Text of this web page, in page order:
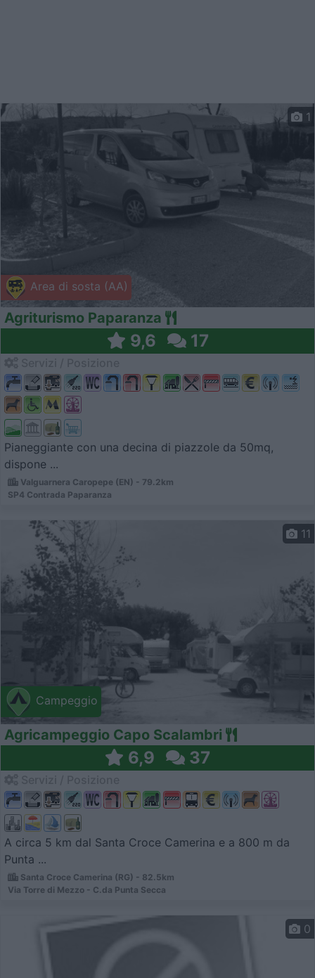
Area di sosta (AA)
1
Agriturismo Paparanza
9,6 17
Pianeggiante con una decina di piazzole da 50mq,
dispone ...
Valguarnera Caropepe (EN) - 79.2km
SP4 Contrada Paparanza
Campeggio
11
Agricampeggio Capo Scalambri
6,9 37
A circa 5 km dal Santa Croce Camerina e a 800 m da
Punta ...
Santa Croce Camerina (RG) - 82.5km
Via Torre di Mezzo - C.da Punta Secca
0